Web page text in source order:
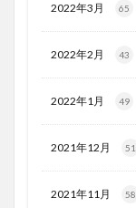
2022年3月 65
2022年2月 43
2022年1月 49
2021年12月 51
2021年11月 58